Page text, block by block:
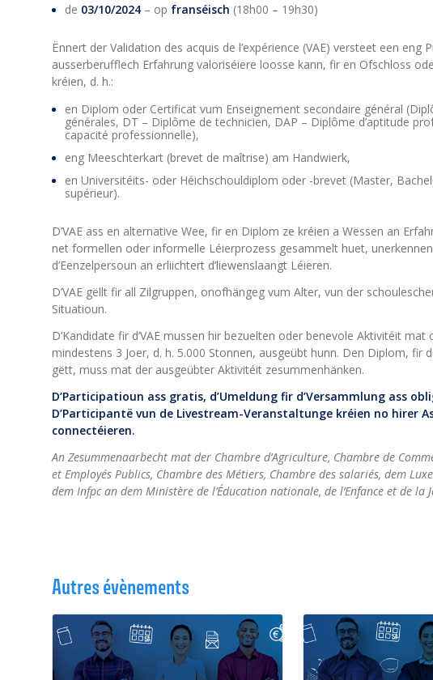
de 03/10/2024 – op franséisch (18h00 – 19h30)
Ënnert der Validation des acquis de l’expérience (VAE) versteet een
ausserberufflech Erfahrung valoriséiere loosse kann, fir en Ofschloss
kréien, d. h.:
en Diplom oder Certificat vum Enseignement secondaire général
générales, DT – Diplôme de technicien, DAP – Diplôme d’aptitude
capacité professionnelle),
eng Meeschterkart (brevet de maîtrise) am Handwierk,
en Universitéits- oder Héichschouldiplom oder -brevet (Master,
supérieur).
D’VAE ass en alternative Wee, fir en Diplom ze kréien a Wëssen an
net formellen oder informelle Léierprozess gesammelt huet,
d’Eenzelpersoun an erliichtert d’liewenslaangt Léieren.
D’VAE gëllt fir all Zilgruppen, onofhängeg vum Alter, vun der
Situatioun.
D’Kandidate fir d’VAE mussen hir bezuelten oder benevole Aktivitéit
mindestens 3 Joer, d. h. 5.000 Stonnen, ausgeübt hunn. Den Diplom, fir
gëtt, muss mat der ausgeübter Aktivitéit zesummenhänken.
D’Participatioun ass gratis, d’Umeldung fir d’Versammlung ass
D’Participantë vun de Livestream-Veranstaltunge kréien no hirer
connectéieren.
An Zesummenaarbecht mat der Chambre d’Agriculture, Chambre de
et Employés Publics, Chambre des Métiers, Chambre des salariés, dem
dem Infpc an dem Ministère de l’Éducation nationale, de l’Enfance et de la
Autres évènements